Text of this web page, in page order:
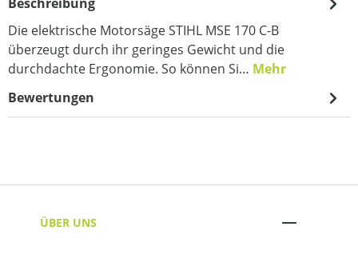
Die elektrische Motorsäge STIHL MSE 170 C-B
überzeugt durch ihr geringes Gewicht und die
durchdachte Ergonomie. So können Si… Mehr
Bewertungen
ÜBER UNS